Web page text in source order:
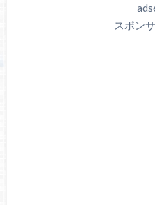
スポン